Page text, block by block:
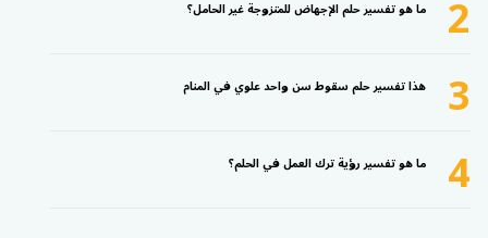
2 ما هو تفسير حلم الإجهاض للمتزوجة غير الحامل؟
3 هذا تفسير حلم سقوط سن واحد علوي في المنام
4 ما هو تفسير رؤية ترك العمل في الحلم؟